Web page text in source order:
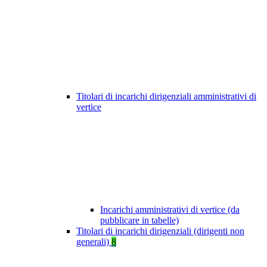
Titolari di incarichi dirigenziali amministrativi di
vertice
Incarichi amministrativi di vertice (da
pubblicare in tabelle)
Titolari di incarichi dirigenziali (dirigenti non
generali) 8